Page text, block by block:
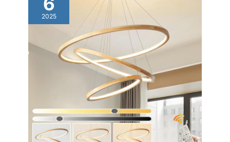
besoin de quitter le confort
du canapé ou du lit chaud,
juste à travers la
télécommande lampe led
sur piedpeut être contrôlé.
Idéal pour les personnes
âgées, les personnes à
mobilité réduite ou
occasionnellement ne
veulent pas se déplacer
plus, une télécommande
est vraiment pratique. La
nouvelle télécommande
vous avez des questions,
n'hésitez pas à nous contacter,
2025